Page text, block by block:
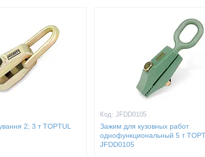
2; 3 т TOPTUL
JFDD0105
Зажим для кузовных работ
однофункциональный 5 т
JFDD0105